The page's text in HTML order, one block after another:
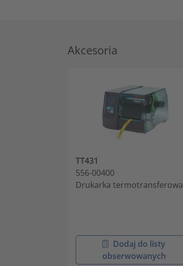
Akcesoria
TT431
556-00400
Drukarka termotransferowa
Dodaj do listy
obserwowanych